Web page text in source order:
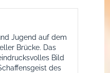
Jugend auf dem
Brücke. Das
Bild
des